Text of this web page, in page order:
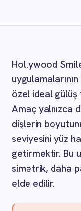
Hollywood
özel ideal gülüş
Amaç yalnızca
dişlerin
seviyesini yüz
getirmektir. Bu
simetrik, daha
elde edilir.